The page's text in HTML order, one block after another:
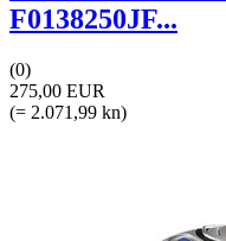
F0138250JF...
(0)
275,00 EUR
(= 2.071,99 kn)